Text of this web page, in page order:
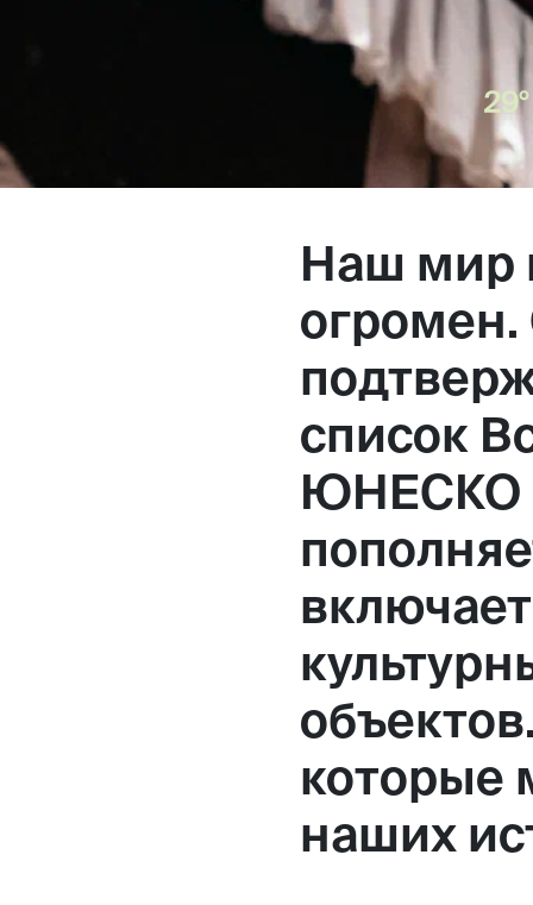
ОтзывыFAQ
Большая
вход 10, 3 этаж, КП «Дизайн
Наш мир
список
ЮНЕСКО
которые
наших